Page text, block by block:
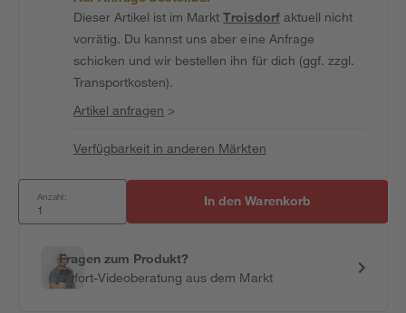
Dieser Artikel ist im MarktTroisdorfaktuell nicht
vorrätig. Du kannst uns aber eine Anfrage
schicken und wir bestellen ihn für dich (ggf. zzgl.
Transportkosten).
Artikel anfragen >
Verfügbarkeit in anderen Märkten
Anzahl: In den Warenkorb
Fragen zum Produkt?
Sofort-Videoberatung aus dem Markt